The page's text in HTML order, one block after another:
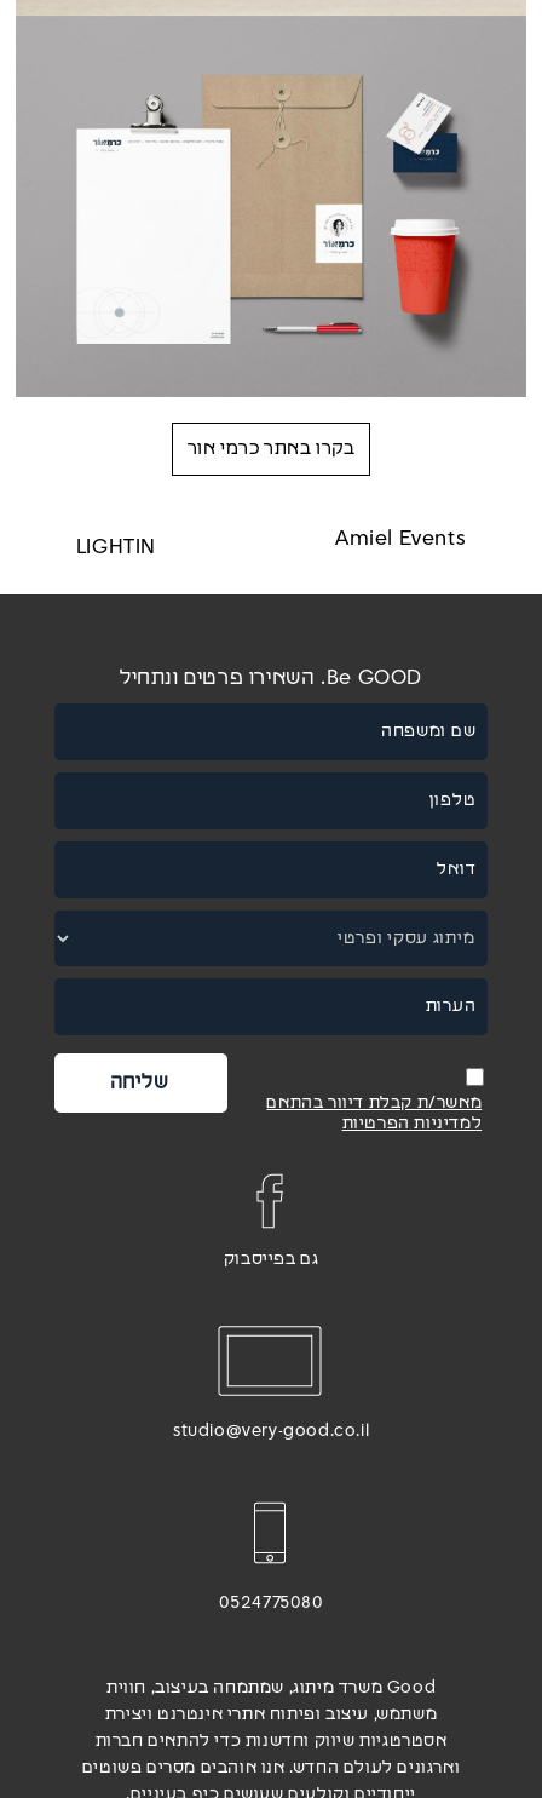
בקרו באתר כרמי אור
LIGHTIN Amiel Events
Be GOOD. השאירו פרטים ונתחיל
מאשר/ת קבלת דיוור בהתאם
למדיניות הפרטיות
גם בפייסבוק
studio@very-good.co.il
0524775080
Good משרד מיתוג, שמתמחה בעיצוב, חווית
משתמש, עיצוב ופיתוח אתרי אינטרנט ויצירת
אסטרטגיות שיווק וחדשנות כדי להתאים חברות
וארגונים לעולם החדש. אנו אוהבים מסרים פשוטים